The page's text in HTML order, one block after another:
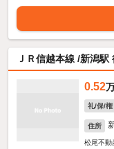
ＪＲ信越本線 /新潟駅
0.52
礼/保/権
住所
松尾不動